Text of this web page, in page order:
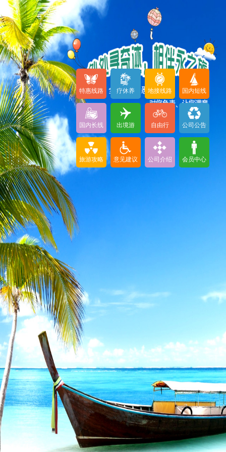
特惠线路 疗休养 地接线路 国内短线
国内长线 出境游 自由行 公司公告
旅游攻略 意见建议 公司介绍 会员中心